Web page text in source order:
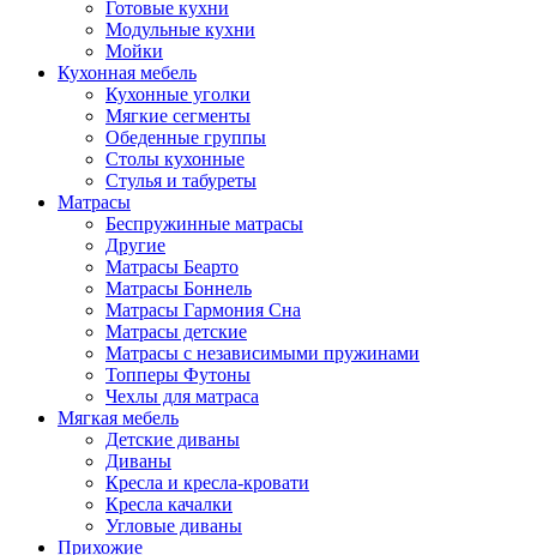
Готовые кухни
Модульные кухни
Мойки
Кухонная мебель
Кухонные уголки
Мягкие сегменты
Обеденные группы
Столы кухонные
Стулья и табуреты
Матрасы
Беспружинные матрасы
Другие
Матрасы Беарто
Матрасы Боннель
Матрасы Гармония Сна
Матрасы детские
Матрасы с независимыми пружинами
Топперы Футоны
Чехлы для матраса
Мягкая мебель
Детские диваны
Диваны
Кресла и кресла-кровати
Кресла качалки
Угловые диваны
Прихожие